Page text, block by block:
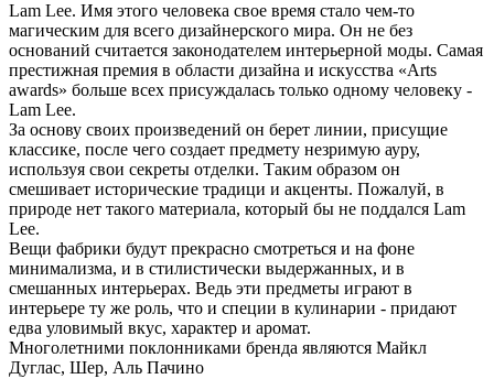
Lam Lee. Имя этого человека свое время стало чем-то
магическим для всего дизайнерского мира. Он не без
оснований считается законодателем интерьерной моды. Самая
престижная премия в области дизайна и искусства «Arts
awards» больше всех присуждалась только одному человеку -
Lam Lee.
За основу своих произведений он берет линии, присущие
классике, после чего создает предмету незримую ауру,
используя свои секреты отделки. Таким образом он
смешивает исторические традици и акценты. Пожалуй, в
природе нет такого материала, который бы не поддался Lam
Lee.
Вещи фабрики будут прекрасно смотреться и на фоне
минимализма, и в стилистически выдержанных, и в
смешанных интерьерах. Ведь эти предметы играют в
интерьере ту же роль, что и специи в кулинарии - придают
едва уловимый вкус, характер и аромат.
Многолетними поклонниками бренда являются Майкл
Дуглас, Шер, Аль Пачино